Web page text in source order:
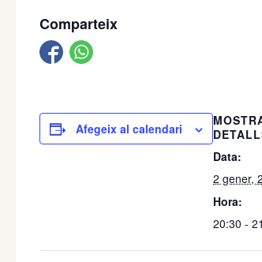
Comparteix
Afegeix al calendari
Data:
2 gener,
Hora:
20:30 -